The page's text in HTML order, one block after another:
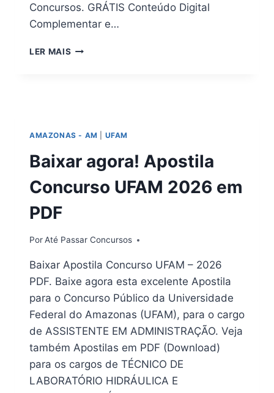
Concursos. GRÁTIS Conteúdo Digital
Complementar e…
LER MAIS [DOWNLOAD]
AM
AMAZONAS - AM UFAM
Baixar agora! Apostila
Concurso UFAM 2026 em
PDF
PorAté Passar Concursos
Baixar Apostila Concurso UFAM – 2026
PDF. Baixe agora esta excelente Apostila
para o Concurso Público da Universidade
Federal do Amazonas (UFAM), para o cargo
de ASSISTENTE EM ADMINISTRAÇÃO. Veja
também Apostilas em PDF (Download)
para os cargos de TÉCNICO DE
LABORATÓRIO HIDRÁULICA E